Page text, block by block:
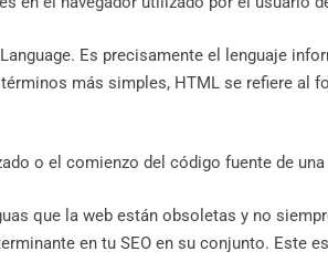
Es precisamente el lenguaje
más simples, HTML se refiere al
o el comienzo del código fuente de una
que la web están obsoletas y no
en tu SEO en su conjunto. Este